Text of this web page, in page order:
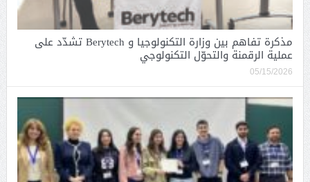
مذكرة تفاهم بين وزارة التكنولوجيا و Berytech تشدّد على
عملية الرقمنة والتحوّل التكنولوجي
05/15/2026